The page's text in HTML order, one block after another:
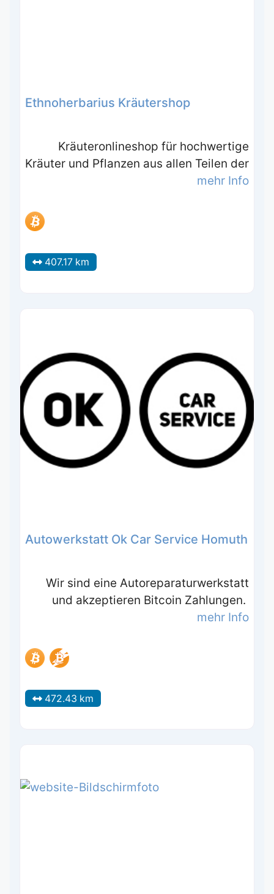
Ethnoherbarius Kräutershop
Kräuteronlineshop für hochwertige
Kräuter und Pflanzen aus allen Teilen der
mehr Info
407.17 km
Autowerkstatt Ok Car Service Homuth
Wir sind eine Autoreparaturwerkstatt
und akzeptieren Bitcoin Zahlungen.
mehr Info
472.43 km